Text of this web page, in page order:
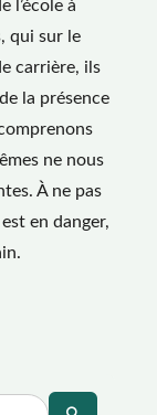
l’école à
qui sur le
carrière, ils
la présence
ne nous
À ne pas
en danger,